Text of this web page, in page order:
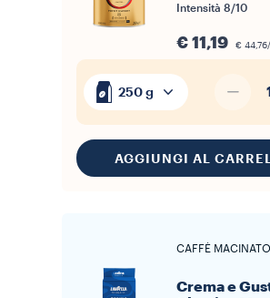
Intensità 8/10
€ 11,19 €
250 g 1
AGGIUNGI AL
CAFFÈ MACINATO
Crema e